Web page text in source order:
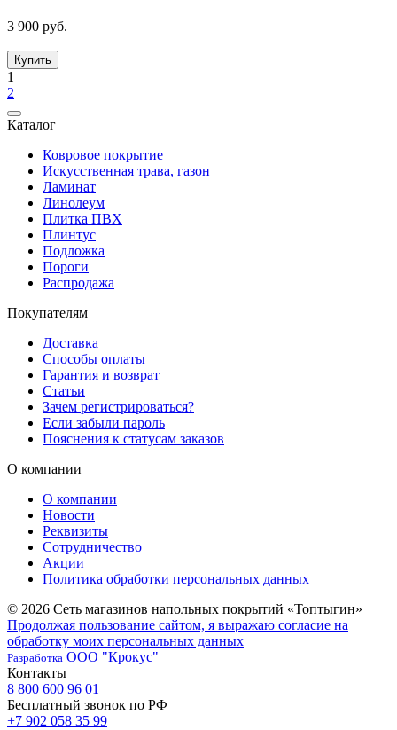
3 900 руб.
Купить
1
2
Каталог
Ковровое покрытие
Искусственная трава, газон
Ламинат
Линолеум
Плитка ПВХ
Плинтус
Подложка
Пороги
Распродажа
Покупателям
Доставка
Способы оплаты
Гарантия и возврат
Статьи
Зачем регистрироваться?
Если забыли пароль
Пояснения к статусам заказов
О компании
О компании
Новости
Реквизиты
Сотрудничество
Акции
Политика обработки персональных данных
© 2026 Сеть магазинов напольных покрытий «Топтыгин»
Продолжая пользование сайтом, я выражаю согласие на
обработку моих персональных данных
Разработка ООО "Крокус"
Контакты
8 800 600 96 01
Бесплатный звонок по РФ
+7 902 058 35 99